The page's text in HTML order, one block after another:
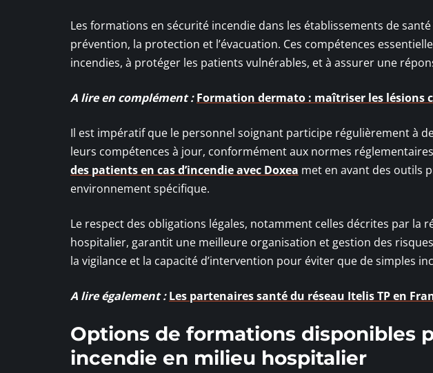
Les formations en sécurité incendie dans les établissements de
prévention, la protection et l’évacuation. Ces compétences
incendies, à protéger les patients vulnérables, et à assurer une
A lire en complément : Formation dermato : maîtriser les lésions
Il est impératif que le personnel soignant participe régulièrement à
leurs compétences à jour, conformément aux normes
des patients en cas d’incendie avec Doxea met en avant des outils
environnement spécifique.
Le respect des obligations légales, notamment celles décrites par la
hospitalier, garantit une meilleure organisation et gestion des
la vigilance et la capacité d’intervention pour éviter que de simples
A lire également : Les partenaires santé du réseau Itelis TP en
Options de formations disponibles
incendie en milieu hospitalier